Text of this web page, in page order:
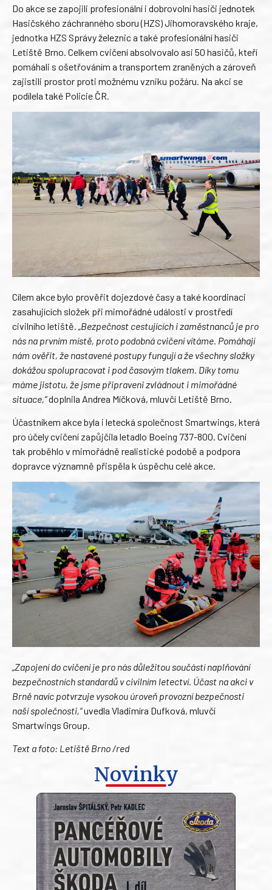
Do akce se zapojili profesionální i dobrovolní hasiči jednotek
Hasičského záchranného sboru (HZS) Jihomoravského kraje,
jednotka HZS Správy železnic a také profesionální hasiči
Letiště Brno. Celkem cvičení absolvovalo asi 50 hasičů, kteří
pomáhali s ošetřováním a transportem zraněných a zároveň
zajistili prostor proti možnému vzniku požáru. Na akci se
podílela také Policie ČR.
Cílem akce bylo prověřit dojezdové časy a také koordinaci
zasahujících složek při mimořádné události v prostředí
civilního letiště.
„Bezpečnost cestujících i zaměstnanců je pro
nás na prvním místě, proto podobná cvičení vítáme. Pomáhají
nám ověřit, že nastavené postupy fungují a že všechny složky
dokážou spolupracovat i pod časovým tlakem. Díky tomu
máme jistotu, že jsme připraveni zvládnout i mimořádné
situace,“doplnila Andrea Míčková, mluvčí Letiště Brno.
Účastníkem akce byla i letecká společnost Smartwings, která
pro účely cvičení zapůjčila letadlo Boeing 737-800. Cvičení
tak proběhlo v mimořádně realistické podobě a podpora
dopravce významně přispěla k úspěchu celé akce.
„Zapojení do cvičení je pro nás důležitou součástí naplňování
bezpečnostních standardů v civilním letectví. Účast na akci v
Brně navíc potvrzuje vysokou úroveň provozní bezpečnosti
naší společnosti,“uvedla Vladimíra Dufková, mluvčí
Smartwings Group.
Text a foto: Letiště Brno /red
Novinky